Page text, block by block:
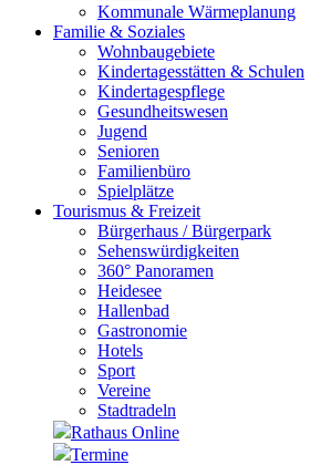
Kommunale Wärmeplanung
Familie & Soziales
Wohnbaugebiete
Kindertagesstätten & Schulen
Kindertagespflege
Gesundheitswesen
Jugend
Senioren
Familienbüro
Spielplätze
Tourismus & Freizeit
Bürgerhaus / Bürgerpark
Sehenswürdigkeiten
360° Panoramen
Heidesee
Hallenbad
Gastronomie
Hotels
Sport
Vereine
Stadtradeln
Rathaus Online
Termine